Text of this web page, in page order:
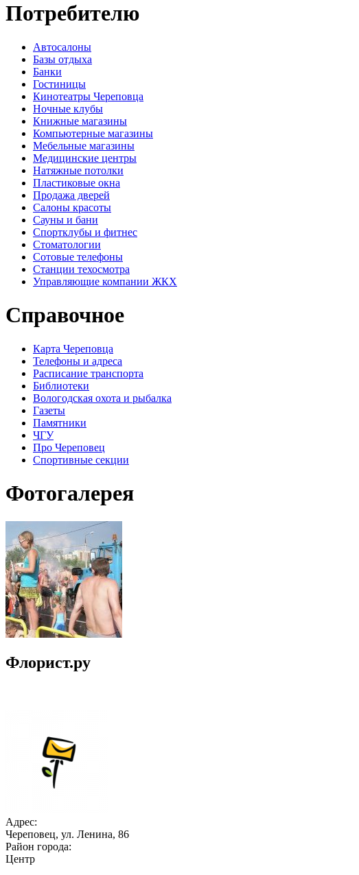
Потребителю
Автосалоны
Базы отдыха
Банки
Гостиницы
Кинотеатры Череповца
Ночные клубы
Книжные магазины
Компьютерные магазины
Мебельные магазины
Медицинские центры
Натяжные потолки
Пластиковые окна
Продажа дверей
Салоны красоты
Сауны и бани
Спортклубы и фитнес
Стоматологии
Сотовые телефоны
Станции техосмотра
Управляющие компании ЖКХ
Справочное
Карта Череповца
Телефоны и адреса
Расписание транспорта
Библиотеки
Вологодская охота и рыбалка
Газеты
Памятники
ЧГУ
Про Череповец
Спортивные секции
Фотогалерея
Флорист.ру
Адрес:
Череповец, ул. Ленина, 86
Район города:
Центр